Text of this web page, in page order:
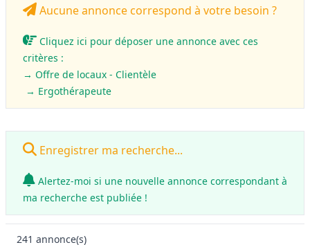
Aucune annonce correspond à votre besoin ?
Cliquez ici pour déposer une annonce avec ces
critères :
→ Offre de locaux - Clientèle
→ Ergothérapeute
Enregistrer ma recherche...
Alertez-moi si une nouvelle annonce correspondant à
ma recherche est publiée !
241 annonce(s)